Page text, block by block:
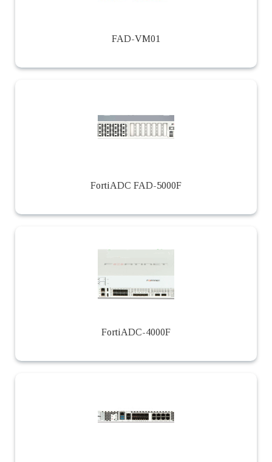
FAD-VM01
FortiADC FAD-5000F
FortiADC-4000F